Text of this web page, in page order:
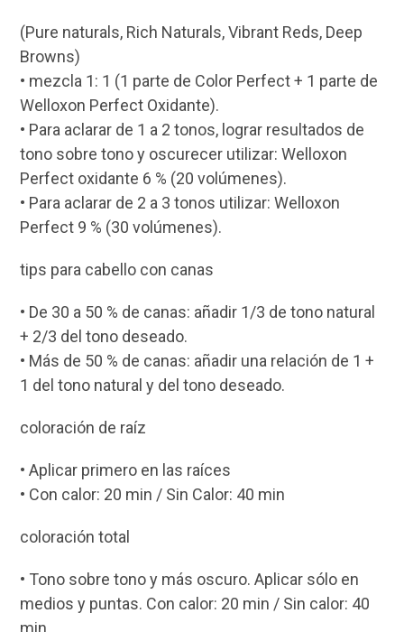
(Pure naturals, Rich Naturals, Vibrant Reds, Deep
Browns)
• mezcla 1: 1 (1 parte de Color Perfect + 1 parte de
Welloxon Perfect Oxidante).
• Para aclarar de 1 a 2 tonos, lograr resultados de
tono sobre tono y oscurecer utilizar: Welloxon
Perfect oxidante 6 % (20 volúmenes).
• Para aclarar de 2 a 3 tonos utilizar: Welloxon
Perfect 9 % (30 volúmenes).
tips para cabello con canas
• De 30 a 50 % de canas: añadir 1/3 de tono natural
+ 2/3 del tono deseado.
• Más de 50 % de canas: añadir una relación de 1 +
1 del tono natural y del tono deseado.
coloración de raíz
• Aplicar primero en las raíces
• Con calor: 20 min / Sin Calor: 40 min
coloración total
• Tono sobre tono y más oscuro. Aplicar sólo en
medios y puntas. Con calor: 20 min / Sin calor: 40
min